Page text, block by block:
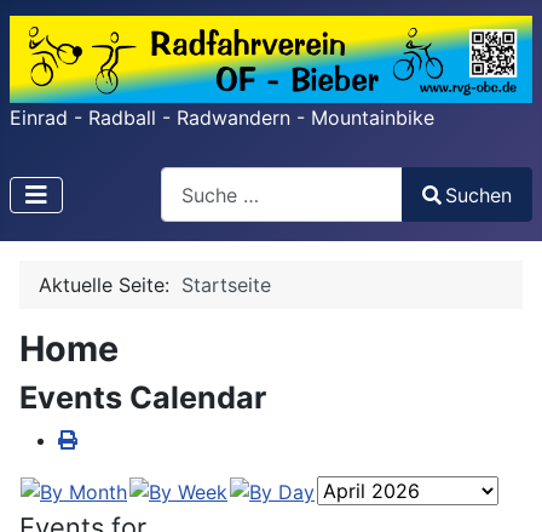
Einrad - Radball - Radwandern - Mountainbike
Search
Type 2 or more characters for results.
Suchen
Aktuelle Seite: Startseite
Home
Events Calendar